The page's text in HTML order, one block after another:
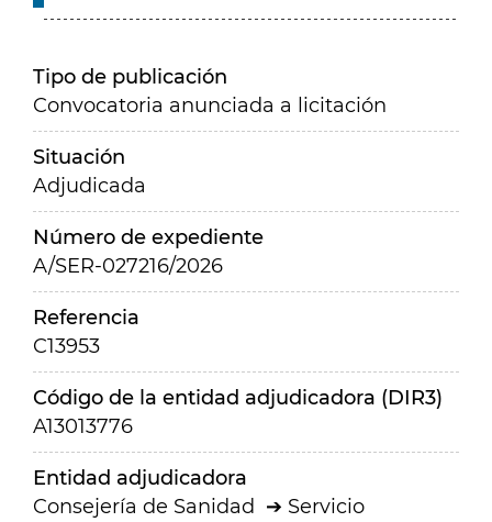
Tipo de publicación
Convocatoria anunciada a licitación
Situación
Adjudicada
Número de expediente
A/SER-027216/2026
Referencia
C13953
Código de la entidad adjudicadora (DIR3)
A13013776
Entidad adjudicadora
Consejería de Sanidad
Servicio